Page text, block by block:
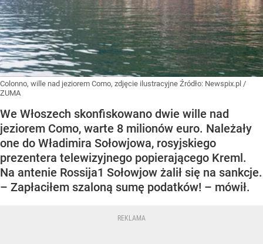
Colonno, wille nad jeziorem Como, zdjęcie ilustracyjne Źródło: Newspix.pl /
ZUMA
We Włoszech skonfiskowano dwie wille nad
jeziorem Como, warte 8 milionów euro. Należały
one do Władimira Sołowjowa, rosyjskiego
prezentera telewizyjnego popierającego Kreml.
Na antenie Rossija1 Sołowjow żalił się na sankcje.
– Zapłaciłem szaloną sumę podatków! – mówił.